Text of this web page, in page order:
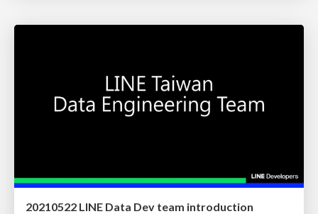
20210522 LINE Data Dev team introduction